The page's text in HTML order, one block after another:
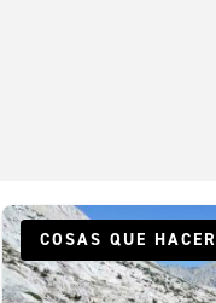
COSAS QUE HACER